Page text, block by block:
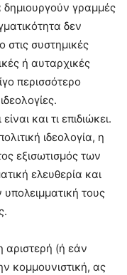
δημιουργούν γραμμές
δεν
συστημικές
ή αυταρχικές
περισσότερο
και τι επιδιώκει.
ιδεολογία, η
εξισωτισμός των
ελευθερία και
τους
αριστερή (ή εάν
κομμουνιστική, ας